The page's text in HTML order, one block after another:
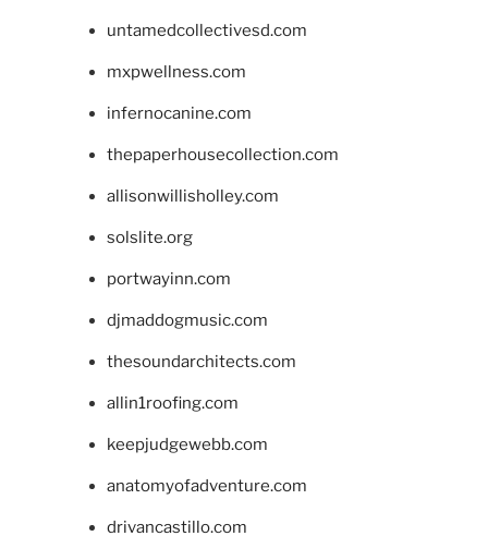
untamedcollectivesd.com
mxpwellness.com
infernocanine.com
thepaperhousecollection.com
allisonwillisholley.com
solslite.org
portwayinn.com
djmaddogmusic.com
thesoundarchitects.com
allin1roofing.com
keepjudgewebb.com
anatomyofadventure.com
drivancastillo.com